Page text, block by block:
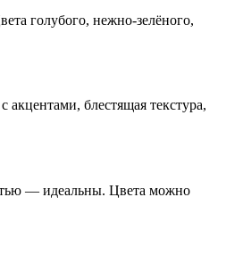
голубого, нежно-зелёного,
блестящая текстура,
— идеальны. Цвета можно